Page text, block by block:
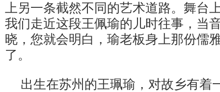
上另一条截然不同的艺术道路。舞台
我们走近这段王佩瑜的儿时往事，当
晓，您就会明白，瑜老板身上那份儒
了。
出生在苏州的王珮瑜，对故乡有着